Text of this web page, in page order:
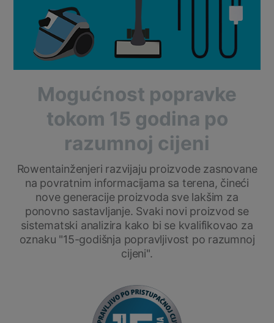
Mogućnost popravke
tokom 15 godina po
razumnoj cijeni
Rowentainženjeri razvijaju proizvode zasnovane
na povratnim informacijama sa terena, čineći
nove generacije proizvoda sve lakšim za
ponovno sastavljanje. Svaki novi proizvod se
sistematski analizira kako bi se kvalifikovao za
oznaku "15-godišnja popravljivost po razumnoj
cijeni".